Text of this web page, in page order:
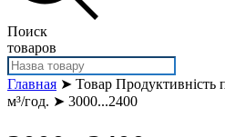
Поиск
товаров
Главная ➤ Товар Продуктивність
м³/год. ➤ 3000...2400